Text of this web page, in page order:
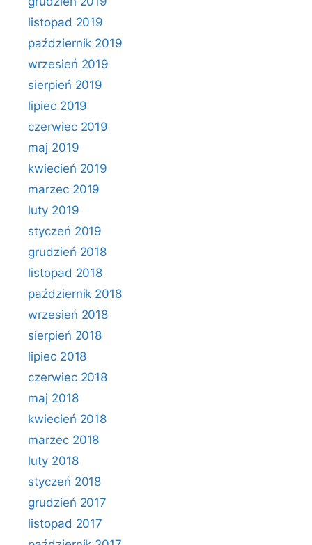
listopad 2019
październik 2019
wrzesień 2019
sierpień 2019
lipiec 2019
czerwiec 2019
maj 2019
kwiecień 2019
marzec 2019
luty 2019
styczeń 2019
grudzień 2018
listopad 2018
październik 2018
wrzesień 2018
sierpień 2018
lipiec 2018
czerwiec 2018
maj 2018
kwiecień 2018
marzec 2018
luty 2018
styczeń 2018
grudzień 2017
listopad 2017